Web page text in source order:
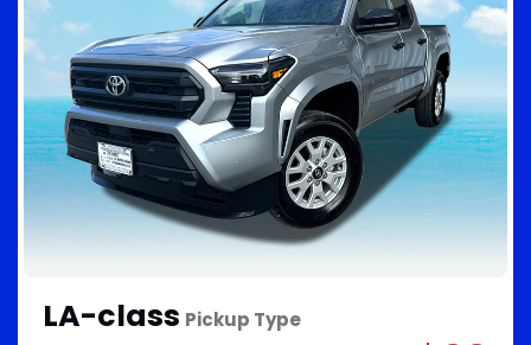
LA-class Pickup Type